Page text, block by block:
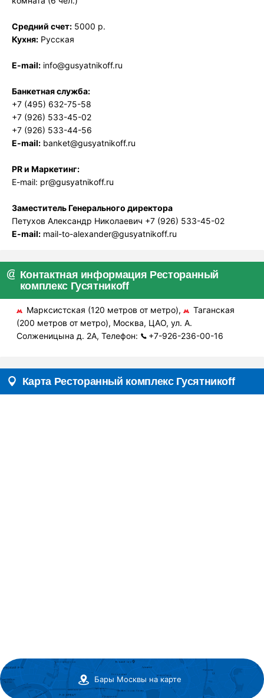
Средний счет: 5000 р.
Кухня: Русская
E-mail: info@gusyatnikoff.ru
Банкетная служба:
+7 (495) 632-75-58
+7 (926) 533-45-02
+7 (926) 533-44-56
E-mail: banket@gusyatnikoff.ru
PR и Маркетинг:
E-mail: pr@gusyatnikoff.ru
Заместитель Генерального директора
Петухов Александр Николаевич +7 (926) 533-45-02
E-mail: mail-to-alexander@gusyatnikoff.ru
Контактная информация Ресторанный
комплекс Гусятникоff
Марксистская (120 метров от метро),
Таганская
(200 метров от метро), Москва, ЦАО, ул. А.
Солженицына д. 2А, Телефон:
+7-926-236-00-16
Карта Ресторанный комплекс Гусятникоff
Бары Москвы на карте